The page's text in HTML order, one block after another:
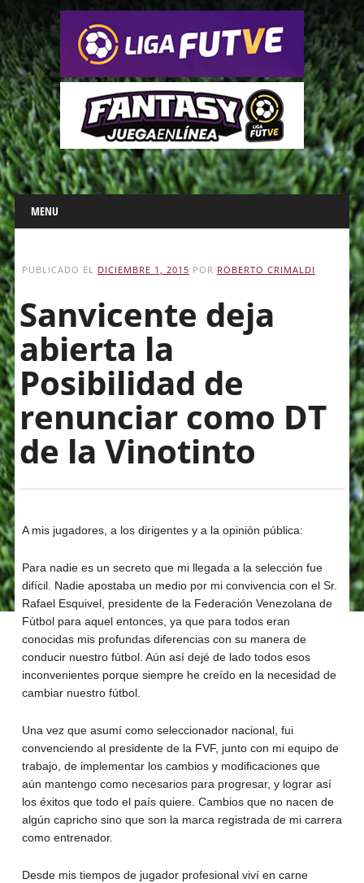
Main menu
Skip
to
content
MENU
PUBLICADO EL DICIEMBRE 1, 2015 POR ROBERTO CRIMALDI
Sanvicente deja
abierta la
Posibilidad de
renunciar como DT
de la Vinotinto
A mis jugadores, a los dirigentes y a la opinión pública:
Para nadie es un secreto que mi llegada a la selección fue
difícil. Nadie apostaba un medio por mi convivencia con el Sr.
Rafael Esquivel, presidente de la Federación Venezolana de
Fútbol para aquel entonces, ya que para todos eran
conocidas mis profundas diferencias con su manera de
conducir nuestro fútbol. Aún así dejé de lado todos esos
inconvenientes porque siempre he creído en la necesidad de
cambiar nuestro fútbol.
Una vez que asumí como seleccionador nacional, fui
convenciendo al presidente de la FVF, junto con mi equipo de
trabajo, de implementar los cambios y modificaciones que
aún mantengo como necesarios para progresar, y lograr así
los éxitos que todo el país quiere. Cambios que no nacen de
algún capricho sino que son la marca registrada de mi carrera
como entrenador.
Desde mis tiempos de jugador profesional viví en carne